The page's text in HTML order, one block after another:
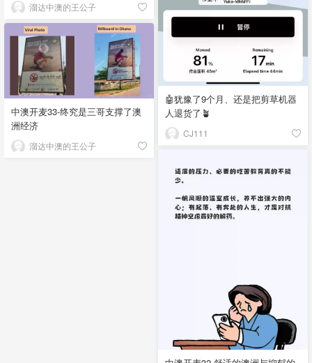
🤖犹豫了9个月、还是把剪草机器
人退货了🪴
CJ111
溜达中澳的王公子
中澳开麦33-终究是三哥支撑了澳
洲经济
溜达中澳的王公子